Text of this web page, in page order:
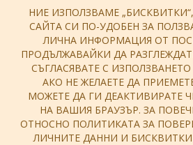
НИЕ ИЗПОЛЗВАМЕ
САЙТА СИ ПО-УДОБЕН ЗА
ЛИЧНА ИНФОРМАЦИЯ ОТ
ПРОДЪЛЖАВАЙКИ ДА
СЪГЛАСЯВАТЕ С
АКО НЕ ЖЕЛАЕТЕ ДА
МОЖЕТЕ ДА ГИ ДЕАКТИВИРАТЕ
НА ВАШИЯ БРАУЗЪР. ЗА
ОТНОСНО ПОЛИТИКАТА ЗА
ЛИЧНИТЕ ДАННИ И БИСКВИТКИ